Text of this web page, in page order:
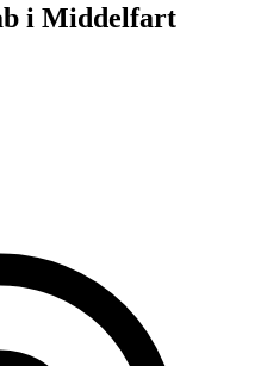
i Middelfart